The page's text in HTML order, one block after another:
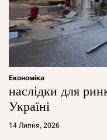
Економіка
наслідки для
Україні
14 Липня, 2026